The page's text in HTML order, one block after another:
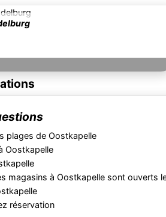
plages de Oostkapelle
Oostkapelle
magasins à Oostkapelle sont ouverts
réservation